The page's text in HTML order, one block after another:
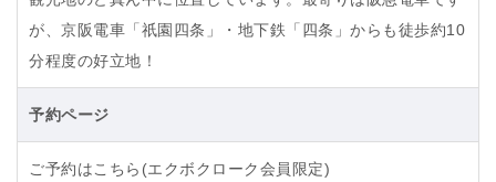
が、京阪電車「祇園四条」・地下鉄「四条」からも徒歩約10
分程度の好立地！
予約ページ
ご予約はこちら(エクボクローク会員限定)